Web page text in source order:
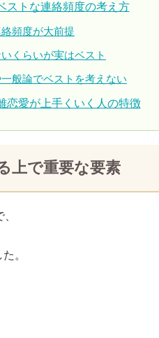
ストな連絡頻度の考え方
頻度が大前提
くらいが実はベスト
般論でベストを考えない
恋愛が上手くいく人の特徴
上で重要な要素
。